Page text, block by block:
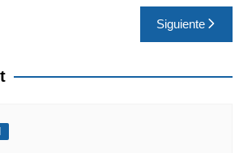
Siguiente